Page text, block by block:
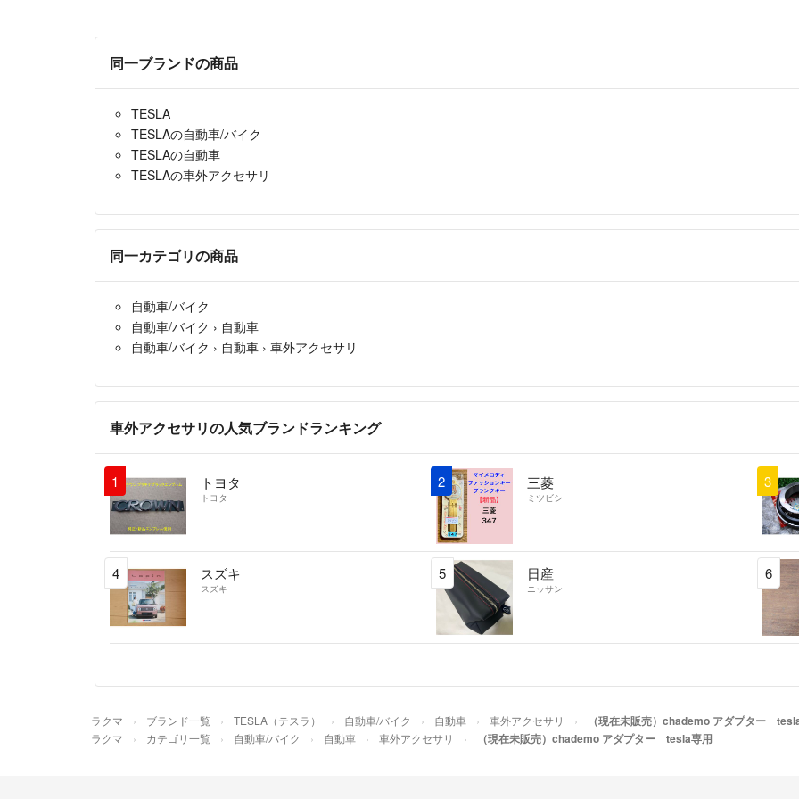
同一ブランドの商品
TESLA
TESLAの自動車/バイク
TESLAの自動車
TESLAの車外アクセサリ
同一カテゴリの商品
自動車/バイク
自動車/バイク › 自動車
自動車/バイク › 自動車 › 車外アクセサリ
車外アクセサリの人気ブランドランキング
1 トヨタ
トヨタ
2 三菱
ミツビシ
3
4 スズキ
スズキ
5 日産
ニッサン
6
ラクマ ブランド一覧 TESLA（テスラ） 自動車/バイク 自動車 車外アクセサリ （現在未販売）chademo アダプター
ラクマ カテゴリ一覧 自動車/バイク 自動車 車外アクセサリ （現在未販売）chademo アダプター tesla専用